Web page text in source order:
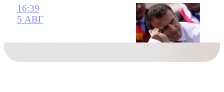
16:39
5 АВГ